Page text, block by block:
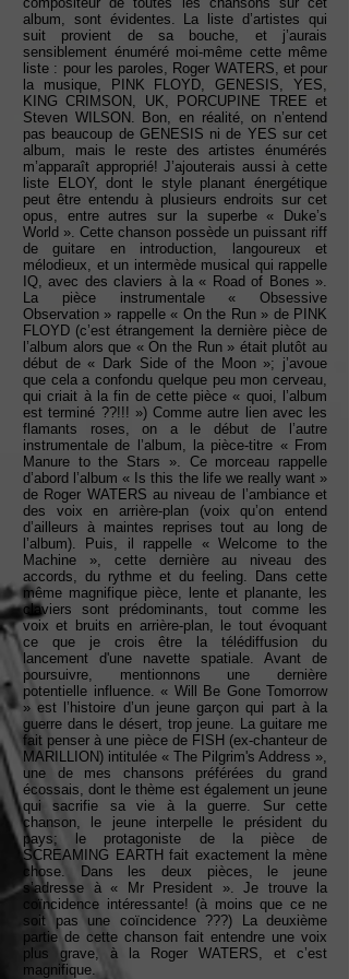
album, sont évidentes. La liste d’artistes qui
suit provient de sa bouche, et j’aurais
sensiblement énuméré moi-même cette même
liste : pour les paroles, Roger WATERS, et pour
la musique, PINK FLOYD, GENESIS, YES,
KING CRIMSON, UK, PORCUPINE TREE et
Steven WILSON. Bon, en réalité, on n’entend
pas beaucoup de GENESIS ni de YES sur cet
album, mais le reste des artistes énumérés
m’apparaît approprié! J’ajouterais aussi à cette
liste ELOY, dont le style planant énergétique
peut être entendu à plusieurs endroits sur cet
opus, entre autres sur la superbe « Duke’s
World ». Cette chanson possède un puissant riff
de guitare en introduction, langoureux et
mélodieux, et un intermède musical qui rappelle
IQ, avec des claviers à la « Road of Bones ».
La pièce instrumentale « Obsessive
Observation » rappelle « On the Run » de PINK
FLOYD (c’est étrangement la dernière pièce de
l’album alors que « On the Run » était plutôt au
début de « Dark Side of the Moon »; j’avoue
que cela a confondu quelque peu mon cerveau,
qui criait à la fin de cette pièce « quoi, l’album
est terminé ??!!! ») Comme autre lien avec les
flamants roses, on a le début de l’autre
instrumentale de l’album, la pièce-titre « From
Manure to the Stars ». Ce morceau rappelle
d’abord l’album « Is this the life we really want »
de Roger WATERS au niveau de l’ambiance et
des voix en arrière-plan (voix qu’on entend
d’ailleurs à maintes reprises tout au long de
l’album). Puis, il rappelle « Welcome to the
Machine », cette dernière au niveau des
accords, du rythme et du feeling. Dans cette
même magnifique pièce, lente et planante, les
claviers sont prédominants, tout comme les
voix et bruits en arrière-plan, le tout évoquant
ce que je crois être la télédiffusion du
lancement d'une navette spatiale. Avant de
poursuivre, mentionnons une dernière
potentielle influence. « Will Be Gone Tomorrow
» est l’histoire d’un jeune garçon qui part à la
guerre dans le désert, trop jeune. La guitare me
fait penser à une pièce de FISH (ex-chanteur de
MARILLION) intitulée « The Pilgrim's Address »,
une de mes chansons préférées du grand
écossais, dont le thème est également un jeune
qui sacrifie sa vie à la guerre. Sur cette
chanson, le jeune interpelle le président du
pays; le protagoniste de la pièce de
SCREAMING EARTH fait exactement la mène
chose. Dans les deux pièces, le jeune
s’adresse à « Mr President ». Je trouve la
coïncidence intéressante! (à moins que ce ne
soit pas une coïncidence ???) La deuxième
partie de cette chanson fait entendre une voix
plus grave, à la Roger WATERS, et c’est
magnifique.